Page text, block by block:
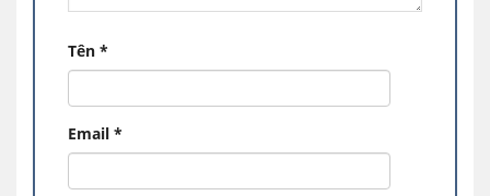
trên một số loại tủ đông không đóng tuyết.
– Cánh Tủ mát Sanaky VH-6009HP có lớp cách
trên cánh cửa tủ, giúp dễ dàng quan sát thực
Tên *
Email *